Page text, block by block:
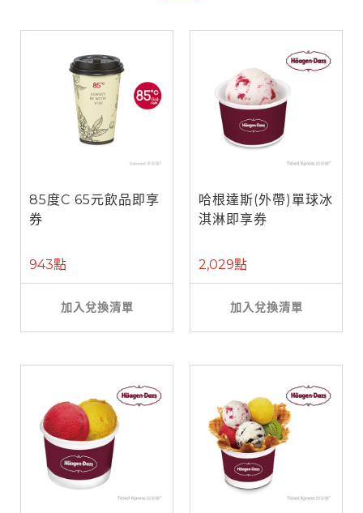
85度C 65元飲品即享
券
943點
加入兌換清單
哈根達斯(外帶)單球冰
淇淋即享券
2,029點
加入兌換清單